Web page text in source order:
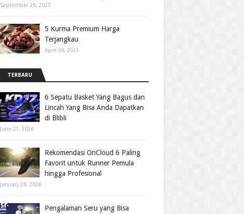
September 25, 2023
5 Kurma Premium Harga
Terjangkau
April 09, 2023
TERBARU
6 Sepatu Basket Yang Bagus dan
Lincah Yang Bisa Anda Dapatkan
di Blibli
June 21, 2026
Rekomendasi OnCloud 6 Paling
Favorit untuk Runner Pemula
hingga Profesional
January 29, 2026
Pengalaman Seru yang Bisa